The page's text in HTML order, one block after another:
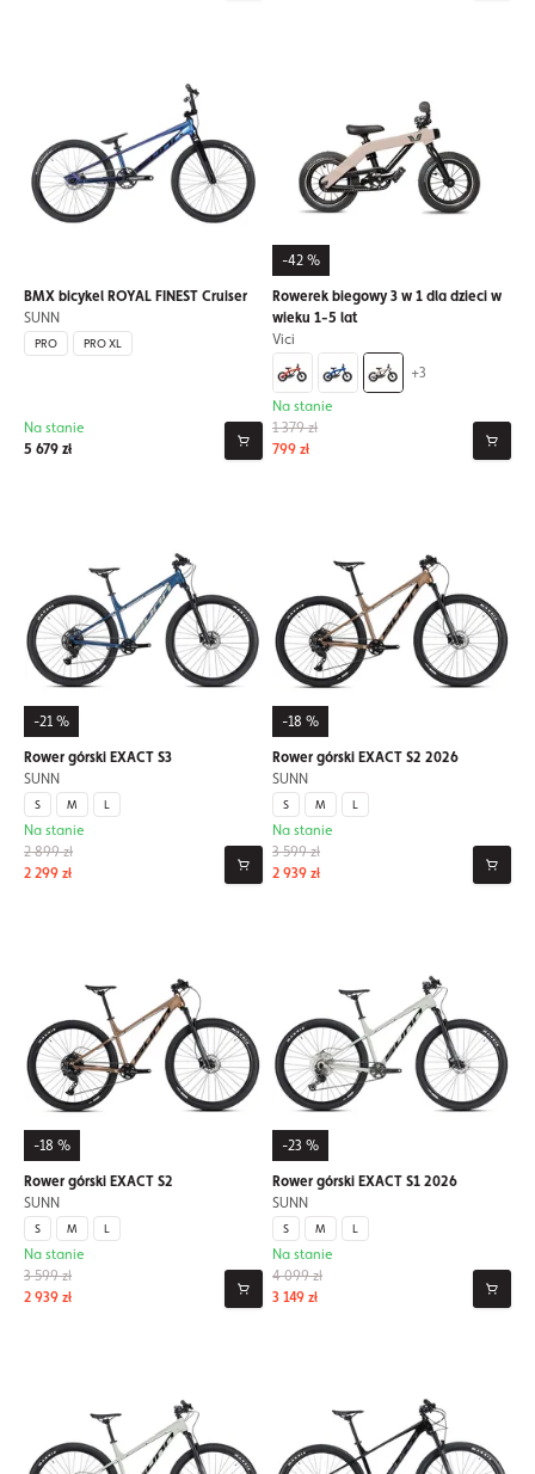
BMX bicykel ROYAL FINEST Cruiser
SUNN
PRO PRO XL
5 679 zł
Na stanie
-42 %
Rowerek biegowy 3 w 1 dla dzieci w
wieku 1-5 lat
Vici
+3
1 379 zł
799 zł
Na stanie
-21 %
Rower górski EXACT S3
SUNN
S M L
2 899 zł
2 299 zł
Na stanie
-18 %
Rower górski EXACT S2 2026
SUNN
S M L
3 599 zł
2 939 zł
Na stanie
-18 %
Rower górski EXACT S2
SUNN
S M L
3 599 zł
2 939 zł
Na stanie
-23 %
Rower górski EXACT S1 2026
SUNN
S M L
4 099 zł
3 149 zł
Na stanie